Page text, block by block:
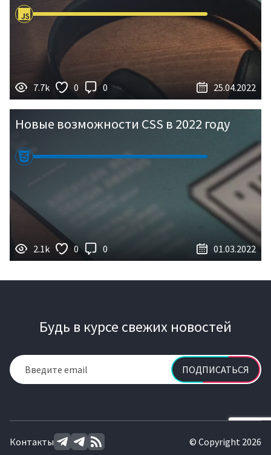
7.7k 0 0 25.04.2022
Новые возможности CSS в 2022 году
2.1k 0 0 01.03.2022
Будь в курсе свежих новостей
ПОДПИСАТЬСЯ
Контакты © Copyright 2026